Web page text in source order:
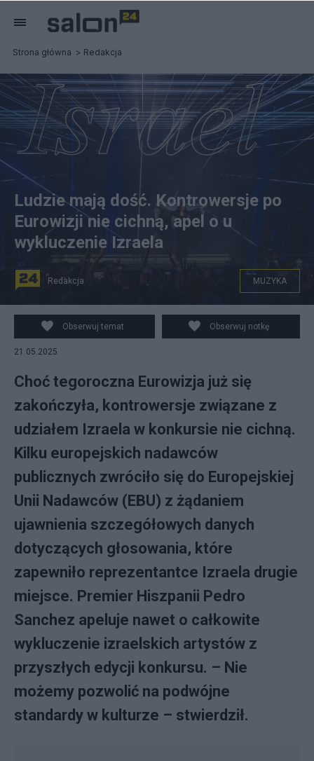
Strona główna Redakcja
na zdjęciu: Izraelska reprezentantka Yuval Raphael
bierze udział w paradzie flag podczas finału 69.
Konkursu Piosenki Eurowizji w Bazylei, Szwajcaria, 17
maja 2025 roku. EPA/GEORGIOS KEFALAS
Ludzie mają dość. Kontrowersje po
Eurowizji nie cichną, apel o u
wykluczenie Izraela
Redakcja MUZYKA
Obserwuj temat Obserwuj notkę
21.05.2025
Choć tegoroczna Eurowizja już się
zakończyła, kontrowersje związane z
udziałem Izraela w konkursie nie cichną.
Kilku europejskich nadawców
publicznych zwróciło się do Europejskiej
Unii Nadawców (EBU) z żądaniem
ujawnienia szczegółowych danych
dotyczących głosowania, które
zapewniło reprezentantce Izraela drugie
miejsce. Premier Hiszpanii Pedro
Sanchez apeluje nawet o całkowite
wykluczenie izraelskich artystów z
przyszłych edycji konkursu. – Nie
możemy pozwolić na podwójne
standardy w kulturze – stwierdził.